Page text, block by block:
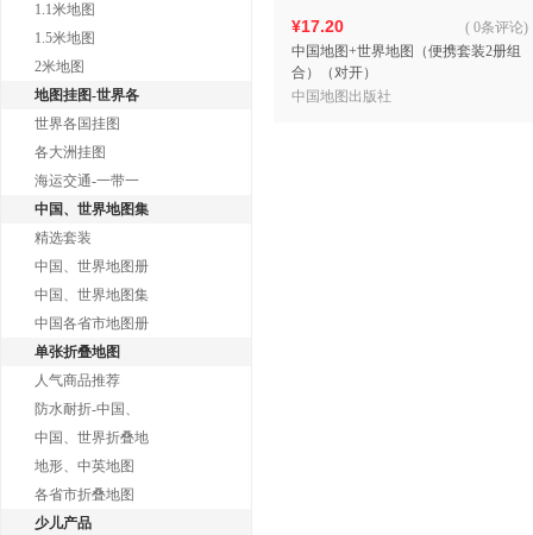
1.1米地图
1.5米地图
2米地图
地图挂图-世界各
世界各国挂图
各大洲挂图
海运交通-一带一
中国、世界地图集
精选套装
中国、世界地图册
中国、世界地图集
中国各省市地图册
单张折叠地图
人气商品推荐
防水耐折-中国、
中国、世界折叠地
地形、中英地图
各省市折叠地图
少儿产品
¥17.20
中国地图+世界地图（便携套装2册组
合）（对开）
( 0条评论)
中国地图出版社